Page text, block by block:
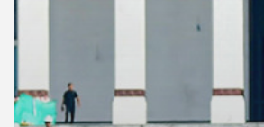
และ
กิจกรรม